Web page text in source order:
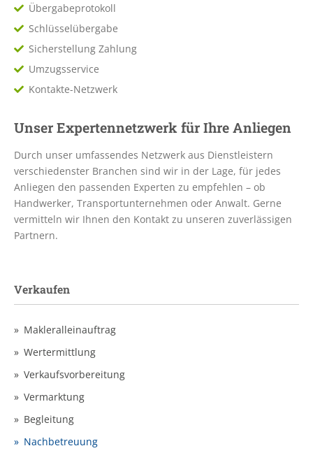
Verkaufen
Makleralleinauftrag
Wertermittlung
Verkaufsvorbereitung
Vermarktung
Begleitung
Nachbetreuung
Übergabeprotokoll
Schlüsselübergabe
Sicherstellung Zahlung
Umzugsservice
Kontakte-Netzwerk
Unser Expertennetzwerk für Ihre Anliegen
Durch unser umfassendes Netzwerk aus Dienstleistern
verschiedenster Branchen sind wir in der Lage, für jedes
Anliegen den passenden Experten zu empfehlen – ob
Handwerker, Transportunternehmen oder Anwalt. Gerne
vermitteln wir Ihnen den Kontakt zu unseren zuverlässigen
Partnern.